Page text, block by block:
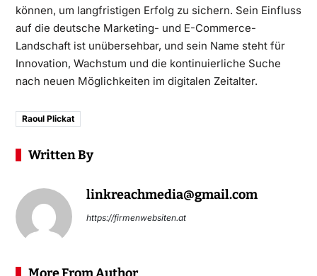
können, um langfristigen Erfolg zu sichern. Sein Einfluss
auf die deutsche Marketing- und E-Commerce-
Landschaft ist unübersehbar, und sein Name steht für
Innovation, Wachstum und die kontinuierliche Suche
nach neuen Möglichkeiten im digitalen Zeitalter.
Raoul Plickat
Written By
linkreachmedia@gmail.com
https://firmenwebsiten.at